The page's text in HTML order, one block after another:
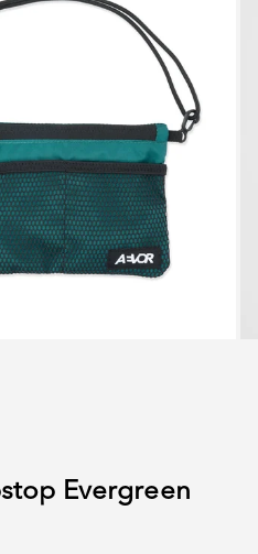
Evergreen